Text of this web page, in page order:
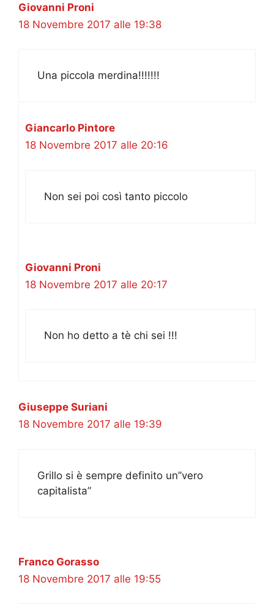
Giovanni Proni
18 Novembre 2017 alle 19:38
Una piccola merdina!!!!!!!
Giancarlo Pintore
18 Novembre 2017 alle 20:16
Non sei poi così tanto piccolo
Giovanni Proni
18 Novembre 2017 alle 20:17
Non ho detto a tè chi sei !!!
Giuseppe Suriani
18 Novembre 2017 alle 19:39
Grillo si è sempre definito un”vero
capitalista”
Franco Gorasso
18 Novembre 2017 alle 19:55